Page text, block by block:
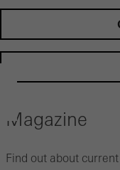
Magazine
Find out about